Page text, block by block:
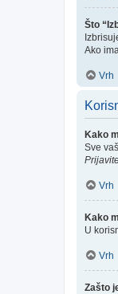
Što
Ako
Vrh
Kako
Sve
Vrh
Kako
U
Vrh
Zašto